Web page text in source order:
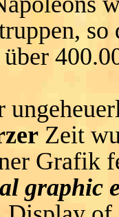
Zeit
Grafik
graphic